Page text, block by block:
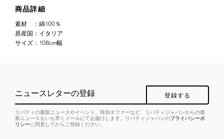
商品詳細
素材 ： 綿100％
原産国 ： イタリア
サイズ ： 108cm幅
ニュースレターの登録 登録する
リバティの最新ニュースやイベント、特別オファーなど、リバティジャパンからの最
新ニュースをいち早くメールにてお届けします。リバティジャパンのプライバシーポ
リシーに同意してからご登録ください。